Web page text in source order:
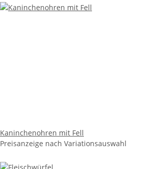
Kaninchenohren mit Fell
Preisanzeige nach Variationsauswahl